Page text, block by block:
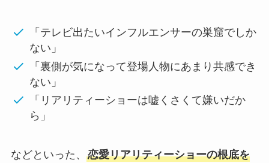
「テレビ出たいインフルエンサーの巣窟でしか
ない」
「裏側が気になって登場人物にあまり共感でき
ない」
「リアリティーショーは嘘くさくて嫌いだか
ら」
などといった、 恋愛リアリティーショーの根底を